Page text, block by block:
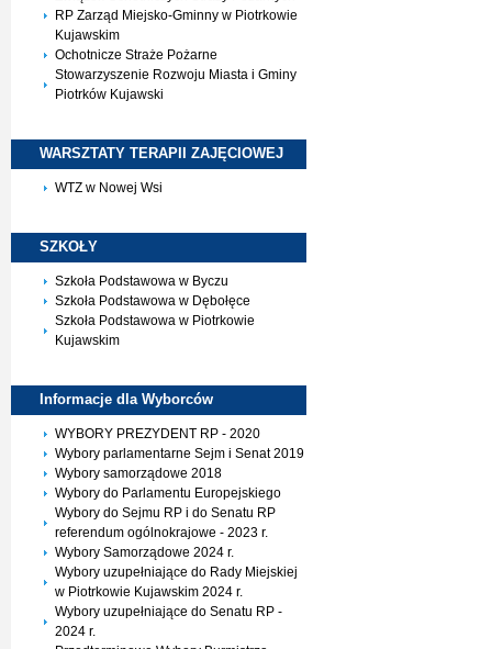
RP Zarząd Miejsko-Gminny w Piotrkowie
Kujawskim
Ochotnicze Straże Pożarne
Stowarzyszenie Rozwoju Miasta i Gminy
Piotrków Kujawski
WARSZTATY TERAPII ZAJĘCIOWEJ
WTZ w Nowej Wsi
SZKOŁY
Szkoła Podstawowa w Byczu
Szkoła Podstawowa w Dębołęce
Szkoła Podstawowa w Piotrkowie
Kujawskim
Informacje dla Wyborców
WYBORY PREZYDENT RP - 2020
Wybory parlamentarne Sejm i Senat 2019
Wybory samorządowe 2018
Wybory do Parlamentu Europejskiego
Wybory do Sejmu RP i do Senatu RP
referendum ogólnokrajowe - 2023 r.
Wybory Samorządowe 2024 r.
Wybory uzupełniające do Rady Miejskiej
w Piotrkowie Kujawskim 2024 r.
Wybory uzupełniające do Senatu RP -
2024 r.